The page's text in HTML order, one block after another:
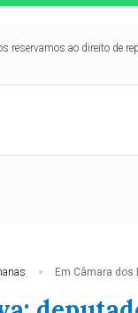
reservamos ao direito de
Em Câmara dos